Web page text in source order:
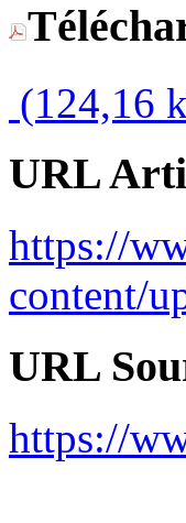
(124,16
URL
https://
content/
URL
https://